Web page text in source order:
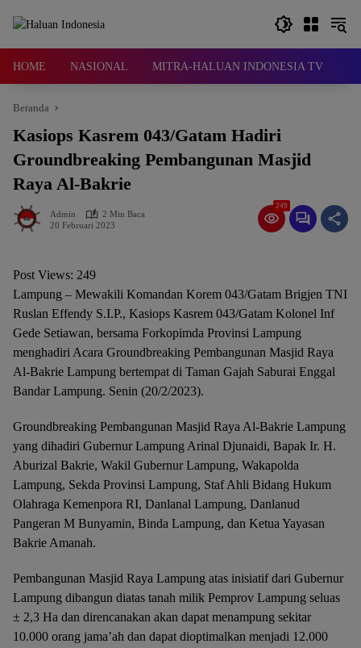
HOME NASIONAL MITRA-HALUAN INDONESIA TV
Beranda
Kasiops Kasrem 043/Gatam Hadiri
Groundbreaking Pembangunan Masjid
Raya Al-Bakrie
Admin
2 Min Baca
20 Februari 2023
249
Post Views: 249
Lampung – Mewakili Komandan Korem 043/Gatam Brigjen TNI
Ruslan Effendy S.I.P., Kasiops Kasrem 043/Gatam Kolonel Inf
Gede Setiawan, bersama Forkopimda Provinsi Lampung
menghadiri Acara Groundbreaking Pembangunan Masjid Raya
Al-Bakrie Lampung bertempat di Taman Gajah Saburai Enggal
Bandar Lampung. Senin (20/2/2023).
Groundbreaking Pembangunan Masjid Raya Al-Bakrie Lampung
yang dihadiri Gubernur Lampung Arinal Djunaidi, Bapak Ir. H.
Aburizal Bakrie, Wakil Gubernur Lampung, Wakapolda
Lampung, Sekda Provinsi Lampung, Staf Ahli Bidang Hukum
Olahraga Kemenpora RI, Danlanal Lampung, Danlanud
Pangeran M Bunyamin, Binda Lampung, dan Ketua Yayasan
Bakrie Amanah.
Pembangunan Masjid Raya Lampung atas inisiatif dari Gubernur
Lampung dibangun diatas tanah milik Pemprov Lampung seluas
± 2,3 Ha dan direncanakan akan dapat menampung sekitar
10.000 orang jama’ah dan dapat dioptimalkan menjadi 12.000